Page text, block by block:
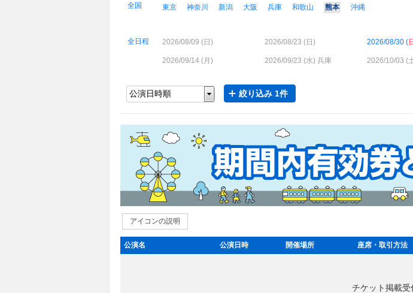
全国 東京 神奈川 新潟 大阪 兵庫 和歌山 熊本 沖縄
全日程 2026/08/09 ( 日 ) 2026/08/23 ( 日 ) 2026/08/30 (日
2026/09/14 (月 ) 2026/09/23 (水) 兵庫 2026/10/03 (
絞り込み 1件
アイコンの説明
公演名 公演日時 開催場所 座席・取引方法
チケット掲載受